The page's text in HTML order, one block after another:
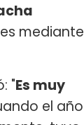
mediante
"Es muy
el año